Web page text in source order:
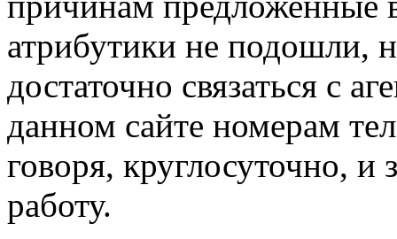
атрибутики не подошли,
достаточно связаться с
данном сайте номерам
говоря, круглосуточно, и
работу.